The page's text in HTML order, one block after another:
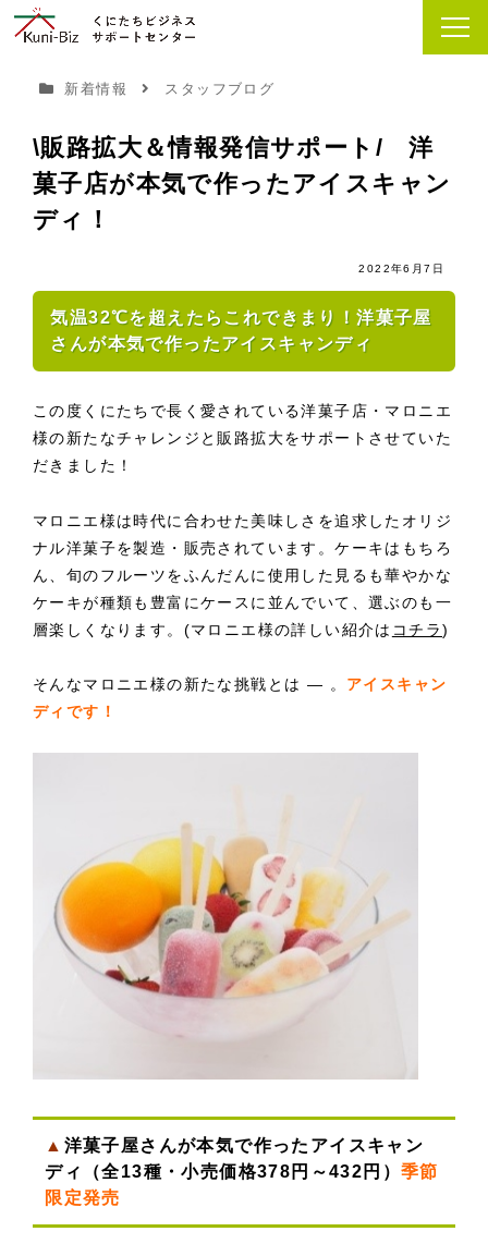
新着情報 スタッフブログ
\販路拡大＆情報発信サポート/ 洋
菓子店が本気で作ったアイスキャン
ディ！
2022年6月7日
気温32℃を超えたらこれできまり！洋菓子屋
さんが本気で作ったアイスキャンディ
この度くにたちで長く愛されている洋菓子店・マロニエ
様の新たなチャレンジと販路拡大をサポートさせていた
だきました！
マロニエ様は時代に合わせた美味しさを追求したオリジ
ナル洋菓子を製造・販売されています。ケーキはもちろ
ん、旬のフルーツをふんだんに使用した見るも華やかな
ケーキが種類も豊富にケースに並んでいて、選ぶのも一
層楽しくなります。(マロニエ様の詳しい紹介は コチラ)
そんなマロニエ様の新たな挑戦とは ― 。 アイスキャン
ディです！
▲ 洋菓子屋さんが本気で作ったアイスキャン
ディ（全13種・小売価格378円～432円） 季節
限定発売